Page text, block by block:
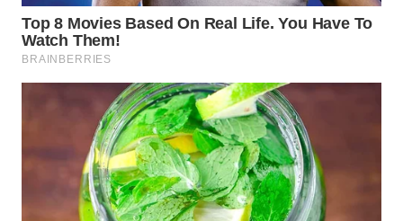
WN
KARO
LABUHANBATU
WN